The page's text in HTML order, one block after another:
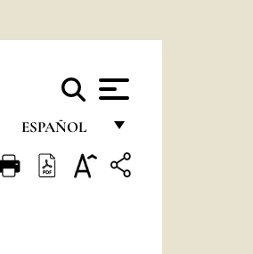
ESPAÑOL
FRANÇAIS